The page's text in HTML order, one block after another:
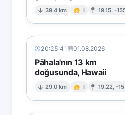
39.4 km I 19.15, -
20:25:41 01.08.2026
Pāhala'nın 13 km
doğusunda, Hawaii
29.0 km I 19.22, -